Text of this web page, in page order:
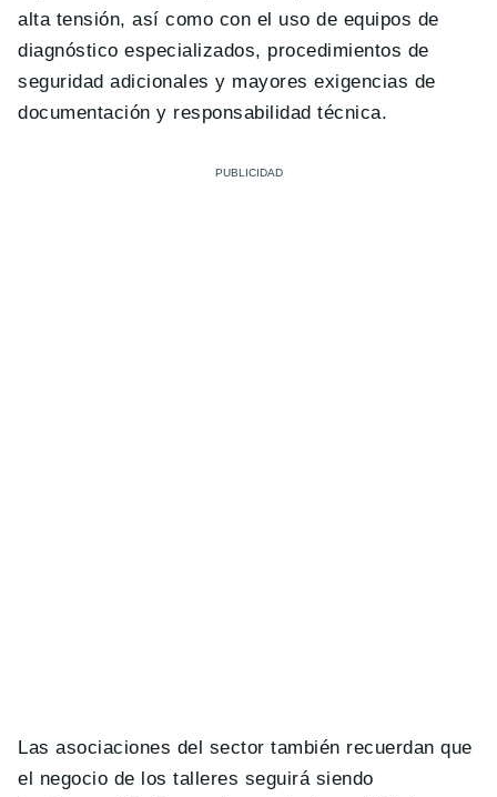
alta tensión, así como con el uso de equipos de
diagnóstico especializados, procedimientos de
seguridad adicionales y mayores exigencias de
documentación y responsabilidad técnica.
Las asociaciones del sector también recuerdan que
el negocio de los talleres seguirá siendo